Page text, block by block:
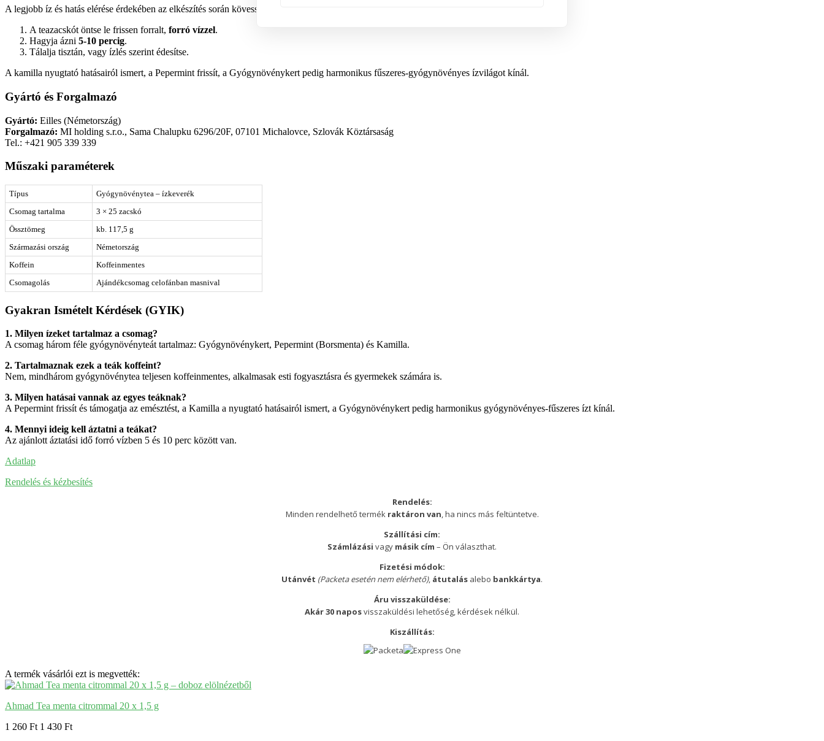
A legjobb íz és hatás elérése érdekében az elkészítés során kövesse az alábbi lépéseket:
A teazacskót öntse le frissen forralt, forró vízzel.
Hagyja ázni 5-10 percig.
Tálalja tisztán, vagy ízlés szerint édesítse.
A kamilla nyugtató hatásairól ismert, a Pepermint frissít, a Gyógynövénykert pedig harmonikus fűszeres-gyógynövényes ízvilágot kínál.
Gyártó és Forgalmazó
Gyártó: Eilles (Németország)
Forgalmazó: MI holding s.r.o., Sama Chalupku 6296/20F, 07101 Michalovce, Szlovák Köztársaság
Tel.: +421 905 339 339
Műszaki paraméterek
Típus
Gyógynövénytea – ízkeverék
Csomag tartalma
3 × 25 zacskó
Össztömeg
kb. 117,5 g
Származási ország
Németország
Koffein
Koffeinmentes
Csomagolás
Ajándékcsomag celofánban masnival
Gyakran Ismételt Kérdések (GYIK)
1. Milyen ízeket tartalmaz a csomag?
A csomag három féle gyógynövényteát tartalmaz: Gyógynövénykert, Pepermint (Borsmenta) és Kamilla.
2. Tartalmaznak ezek a teák koffeint?
Nem, mindhárom gyógynövénytea teljesen koffeinmentes, alkalmasak esti fogyasztásra és gyermekek számára is.
3. Milyen hatásai vannak az egyes teáknak?
A Pepermint frissít és támogatja az emésztést, a Kamilla a nyugtató hatásairól ismert, a Gyógynövénykert pedig harmonikus gyógynövényes-fűszeres ízt kínál.
4. Mennyi ideig kell áztatni a teákat?
Az ajánlott áztatási idő forró vízben 5 és 10 perc között van.
Adatlap
Rendelés és kézbesítés
Rendelés:
Minden rendelhető termék raktáron van, ha nincs más feltüntetve.
Szállítási cím:
Számlázási vagy másik cím – Ön választhat.
Fizetési módok:
Utánvét (Packeta esetén nem elérhető), átutalás alebo bankkártya.
Áru visszaküldése:
Akár 30 naposvisszaküldési lehetőség, kérdések nélkül.
Kiszállítás:
A termék vásárlói ezt is megvették:
Ahmad Tea menta citrommal 20 x 1,5 g
1 260 Ft 1 430 Ft